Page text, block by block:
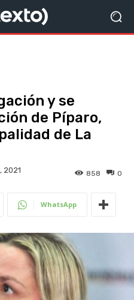
y se
de Píparo,
de La
2021 0
858
WhatsApp